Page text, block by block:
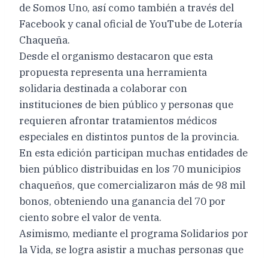
de Somos Uno, así como también a través del
Facebook y canal oficial de YouTube de Lotería
Chaqueña.
Desde el organismo destacaron que esta
propuesta representa una herramienta
solidaria destinada a colaborar con
instituciones de bien público y personas que
requieren afrontar tratamientos médicos
especiales en distintos puntos de la provincia.
En esta edición participan muchas entidades de
bien público distribuidas en los 70 municipios
chaqueños, que comercializaron más de 98 mil
bonos, obteniendo una ganancia del 70 por
ciento sobre el valor de venta.
Asimismo, mediante el programa Solidarios por
la Vida, se logra asistir a muchas personas que